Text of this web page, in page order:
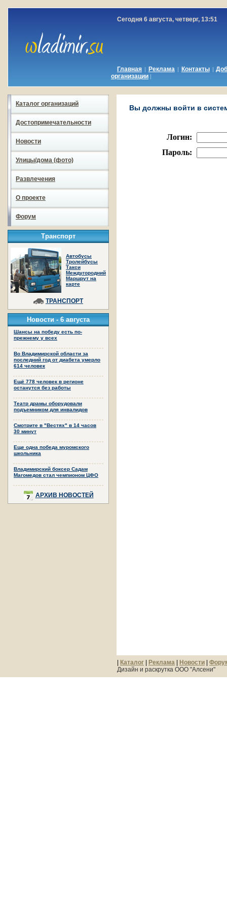
Сегодня 6 августа, четверг, 13:51
Главная | Реклама | Контакты|
организации |
Каталог организаций
Достопримечательности
Новости
Улицы/дома (фото)
Развлечения
О проекте
Форум
Транспорт
Автобусы
Тролейбусы
Такси
Междугородний
Маршрут на
карте
ТРАНСПОРТ
Новости -6 августа
Шансы на победу есть по-
прежнему у всех
Во Владимирской области за
последний год от диабета умерло
614 человек
Ещё 778 человек в регионе
останутся без работы
Театр драмы оборудовали
подъемником для инвалидов
Смотрите в "Вестях" в 14 часов
30 минут
Еще одна победа муромского
школьника
Владимирский боксер Садам
Магомедов стал чемпионом ЦФО
АРХИВ НОВОСТЕЙ
Вы должны войти в
Логин:
Пароль:
Каталог Реклама Новости
Дизайн и раскрутка ООО "Алсени"